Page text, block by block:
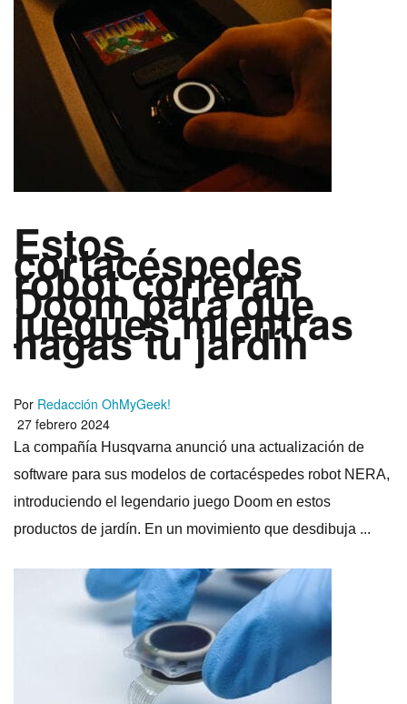
Estos
cortacéspedes
robot correrán
Doom para que
juegues mientras
hagas tu jardín
Por Redacción OhMyGeek!
27 febrero 2024
La compañía Husqvarna anunció una actualización de
software para sus modelos de cortacéspedes robot NERA,
introduciendo el legendario juego Doom en estos
productos de jardín. En un movimiento que desdibuja ...